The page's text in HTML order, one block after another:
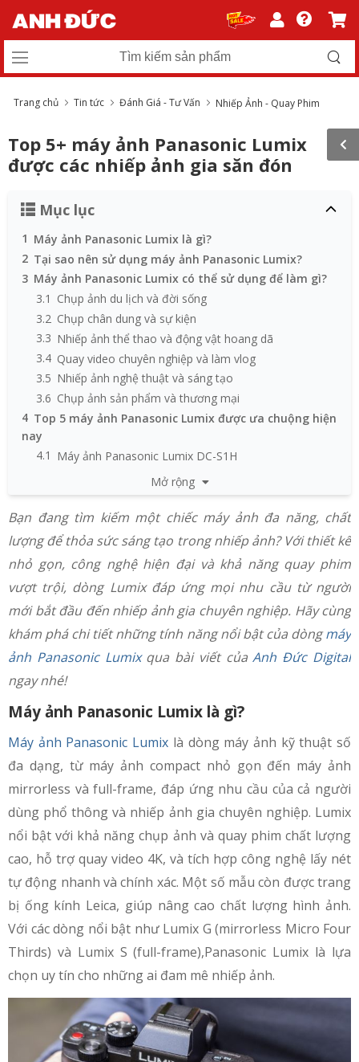
Trang chủ Tin tức Đánh Giá - Tư Vấn Nhiếp Ảnh - Quay Phim
Top 5+ máy ảnh Panasonic Lumix
được các nhiếp ảnh gia săn đón
Mục lục
1 Máy ảnh Panasonic Lumix là gì?
2 Tại sao nên sử dụng máy ảnh Panasonic Lumix?
3 Máy ảnh Panasonic Lumix có thể sử dụng để làm gì?
3.1 Chụp ảnh du lịch và đời sống
3.2 Chụp chân dung và sự kiện
3.3 Nhiếp ảnh thể thao và động vật hoang dã
3.4 Quay video chuyên nghiệp và làm vlog
3.5 Nhiếp ảnh nghệ thuật và sáng tạo
3.6 Chụp ảnh sản phẩm và thương mại
4 Top 5 máy ảnh Panasonic Lumix được ưa chuộng hiện
nay
4.1 Máy ảnh Panasonic Lumix DC-S1H
Máy ảnh Panasonic Lumix S1R
4.3 Máy ảnh Panasonic Lumix DC-S5
4.4 Máy ảnh Panasonic Lumix G95
4.5 Máy ảnh Panasonic Lumix G100
Mở rộng
Bạn đang tìm kiếm một chiếc máy ảnh đa năng, chất
lượng để thỏa sức sáng tạo trong nhiếp ảnh? Với thiết kế
nhỏ gọn, công nghệ hiện đại và khả năng quay phim
vượt trội, dòng Lumix đáp ứng mọi nhu cầu từ người
mới bắt đầu đến nhiếp ảnh gia chuyên nghiệp. Hãy cùng
khám phá chi tiết những tính năng nổi bật của dòngmáy
ảnh Panasonic Lumixqua bài viết củaAnh Đức Digital
ngay nhé!
Máy ảnh Panasonic Lumix là gì?
Máy ảnh Panasonic Lumix là dòng máy ảnh kỹ thuật số
đa dạng, từ máy ảnh compact nhỏ gọn đến máy ảnh
mirrorless và full-frame, đáp ứng nhu cầu của cả người
dùng phổ thông và nhiếp ảnh gia chuyên nghiệp. Lumix
nổi bật với khả năng chụp ảnh và quay phim chất lượng
cao, hỗ trợ quay video 4K, và tích hợp công nghệ lấy nét
tự động nhanh và chính xác. Một số mẫu còn được trang
bị ống kính Leica, giúp nâng cao chất lượng hình ảnh.
Với các dòng nổi bật như Lumix G (mirrorless Micro Four
Thirds) và Lumix S (full-frame),Panasonic Lumix là lựa
chọn uy tín cho những ai đam mê nhiếp ảnh.